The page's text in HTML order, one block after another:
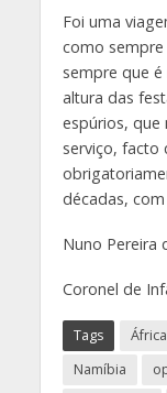
Foi uma
como sempre
sempre que
altura das
espúrios, que
serviço, facto
décadas,
Nuno Pereira
Coronel de
Tags
Namíbia